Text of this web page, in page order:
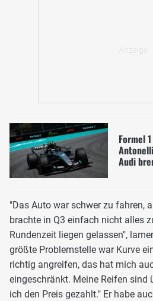
Formel
Audi
"Das Auto war schwer zu fahren,
brachte in Q3 einfach nicht alles
Rundenzeit liegen gelassen",
größte Problemstelle war Kurve
richtig angreifen, das hat mich
eingeschränkt. Meine Reifen sind
ich den Preis gezahlt." Er habe